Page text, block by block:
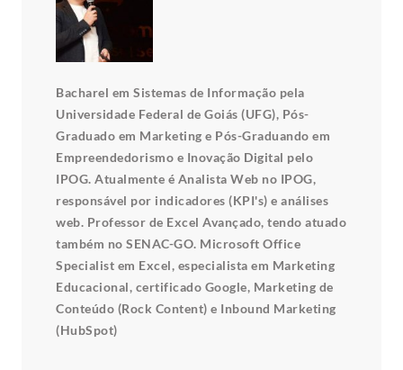
Bacharel em Sistemas de Informação pela
Universidade Federal de Goiás (UFG), Pós-
Graduado em Marketing e Pós-Graduando em
Empreendedorismo e Inovação Digital pelo
IPOG. Atualmente é Analista Web no IPOG,
responsável por indicadores (KPI's) e análises
web. Professor de Excel Avançado, tendo atuado
também no SENAC-GO. Microsoft Office
Specialist em Excel, especialista em Marketing
Educacional, certificado Google, Marketing de
Conteúdo (Rock Content) e Inbound Marketing
(HubSpot)